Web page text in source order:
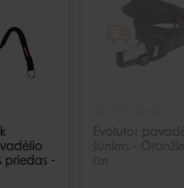
priedas -